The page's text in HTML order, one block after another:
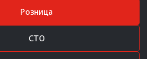
Розница
СТО